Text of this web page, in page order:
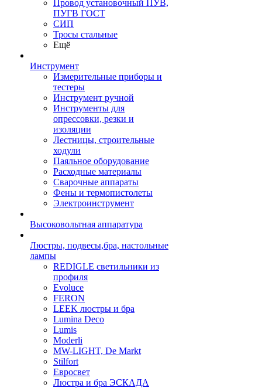
Провод установочный ПУВ,
ПУГВ ГОСТ
СИП
Тросы стальные
Ещё
Инструмент
Измерительные приборы и
тестеры
Инструмент ручной
Инструменты для
опрессовки, резки и
изоляции
Лестницы, строительные
ходули
Паяльное оборудование
Расходные материалы
Сварочные аппараты
Фены и термопистолеты
Электроинструмент
Высоковольтная аппаратура
Люстры, подвесы,бра, настольные
лампы
REDIGLE светильники из
профиля
Evoluce
FERON
LEEK люстры и бра
Lumina Deco
Lumis
Moderli
MW-LIGHT, De Markt
Stilfort
Евросвет
Люстра и бра ЭСКАДА